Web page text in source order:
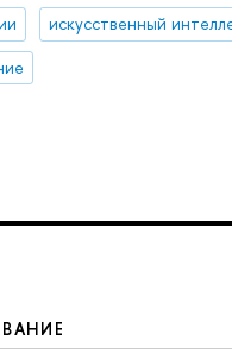
искусственный